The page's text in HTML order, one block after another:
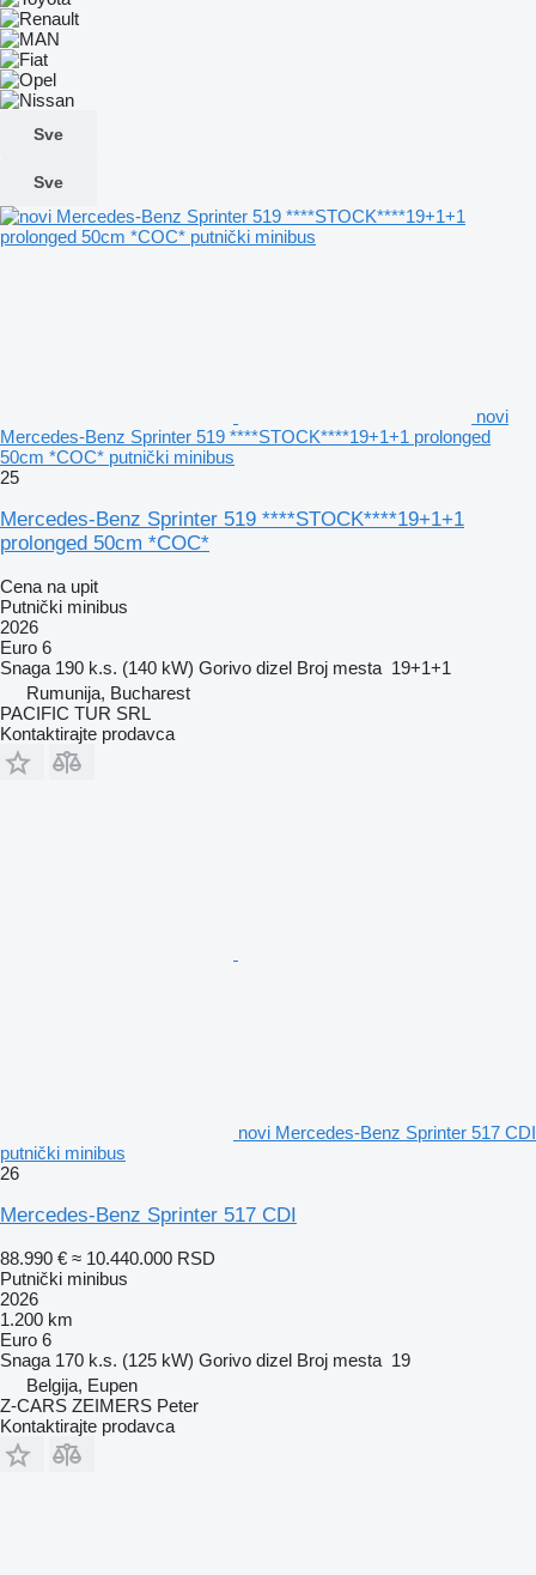
Sve
Sve
novi
Mercedes-Benz Sprinter 519 ****STOCK****19+1+1 prolonged
50cm *COC* putnički minibus
25
Mercedes-Benz Sprinter 519 ****STOCK****19+1+1
prolonged 50cm *COC*
Cena na upit
Putnički minibus
2026
Euro 6
Snaga 190 k.s. (140 kW) Gorivo dizel Broj mesta 19+1+1
Rumunija, Bucharest
PACIFIC TUR SRL
Kontaktirajte prodavca
novi Mercedes-Benz Sprinter 517 CDI
putnički minibus
26
Mercedes-Benz Sprinter 517 CDI
88.990 € ≈ 10.440.000 RSD
Putnički minibus
2026
1.200 km
Euro 6
Snaga 170 k.s. (125 kW) Gorivo dizel Broj mesta 19
Belgija, Eupen
Z-CARS ZEIMERS Peter
Kontaktirajte prodavca